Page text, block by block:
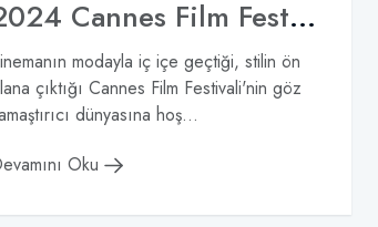
2024 Cannes Film Festivali'nin En İyileri
modayla iç içe geçtiği, stilin ön
çıktığı Cannes Film Festivali'nin göz
dünyasına hoş...
Oku